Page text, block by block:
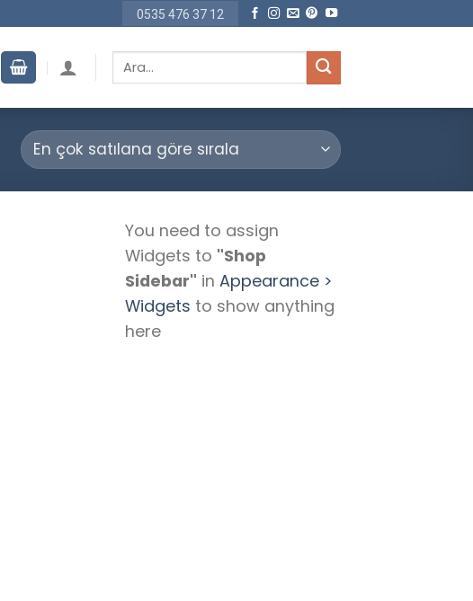
0535 476 37 12
Ara:
You need to assign
Widgets to "Shop
Sidebar" in Appearance >
Widgets to show anything
here